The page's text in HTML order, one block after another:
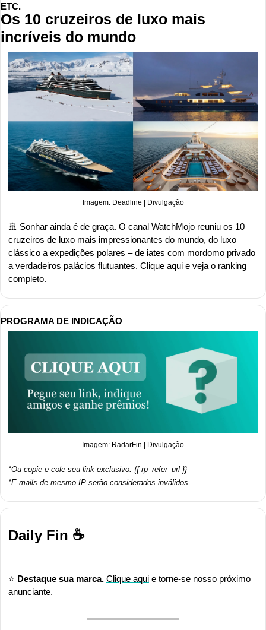
ETC.
Os 10 cruzeiros de luxo mais
incríveis do mundo
Imagem: Deadline | Divulgação
🚢 Sonhar ainda é de graça. O canal WatchMojo reuniu os 10
cruzeiros de luxo mais impressionantes do mundo, do luxo
clássico a expedições polares – de iates com mordomo privado
a verdadeiros palácios flutuantes. Clique aqui e veja o ranking
completo.
PROGRAMA DE INDICAÇÃO
Imagem: RadarFin | Divulgação
*Ou copie e cole seu link exclusivo: {{ rp_refer_url }}
*E-mails de mesmo IP serão considerados inválidos.
Daily Fin ☕
⭐ Destaque sua marca. Clique aqui e torne-se nosso próximo
anunciante.